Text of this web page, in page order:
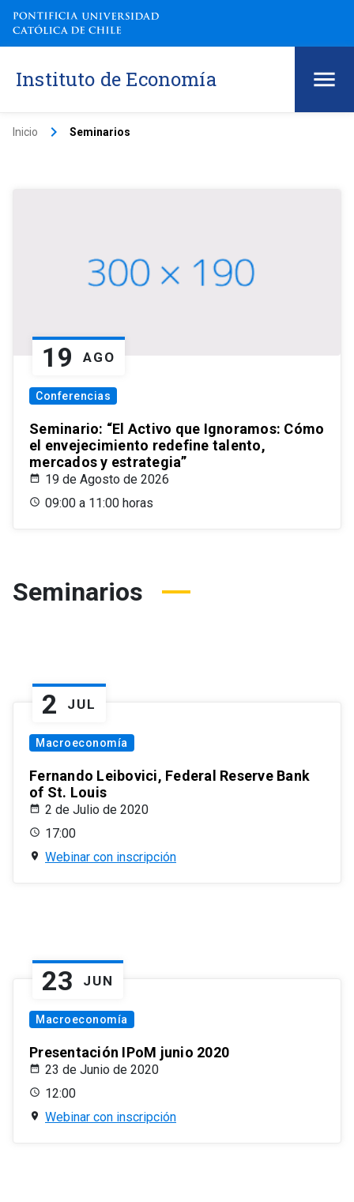
Instituto de Economía
Inicio keyboard_arrow_right Seminarios
19 AGO
Conferencias
Seminario: “El Activo que Ignoramos: Cómo
el envejecimiento redefine talento,
mercados y estrategia”
19 de Agosto de 2026
09:00 a 11:00 horas
Seminarios
2 JUL
Macroeconomía
Fernando Leibovici, Federal Reserve Bank
of St. Louis
2 de Julio de 2020
17:00
Webinar con inscripción
23 JUN
Macroeconomía
Presentación IPoM junio 2020
23 de Junio de 2020
12:00
Webinar con inscripción